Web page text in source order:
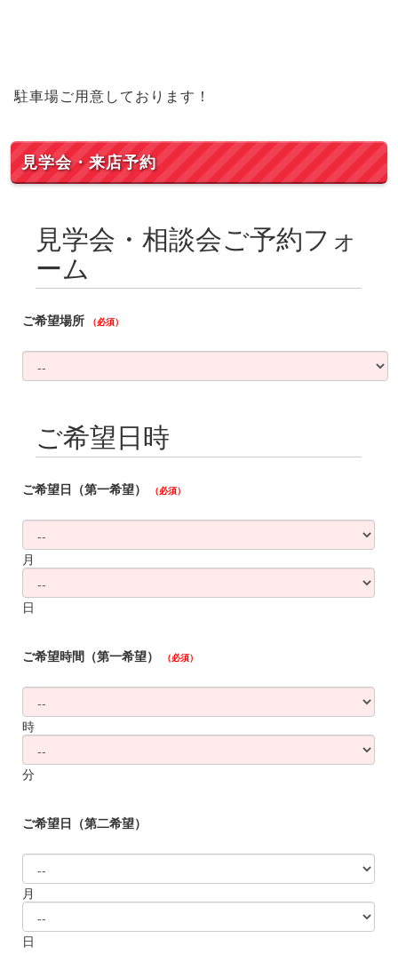
駐車場ご用意しております！
見学会・来店予約